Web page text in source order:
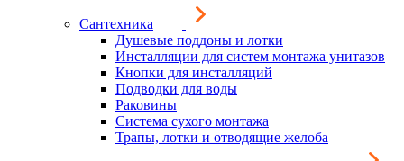
Сантехника
Душевые поддоны и лотки
Инсталляции для систем монтажа унитазов
Кнопки для инсталляций
Подводки для воды
Раковины
Система сухого монтажа
Трапы, лотки и отводящие желоба